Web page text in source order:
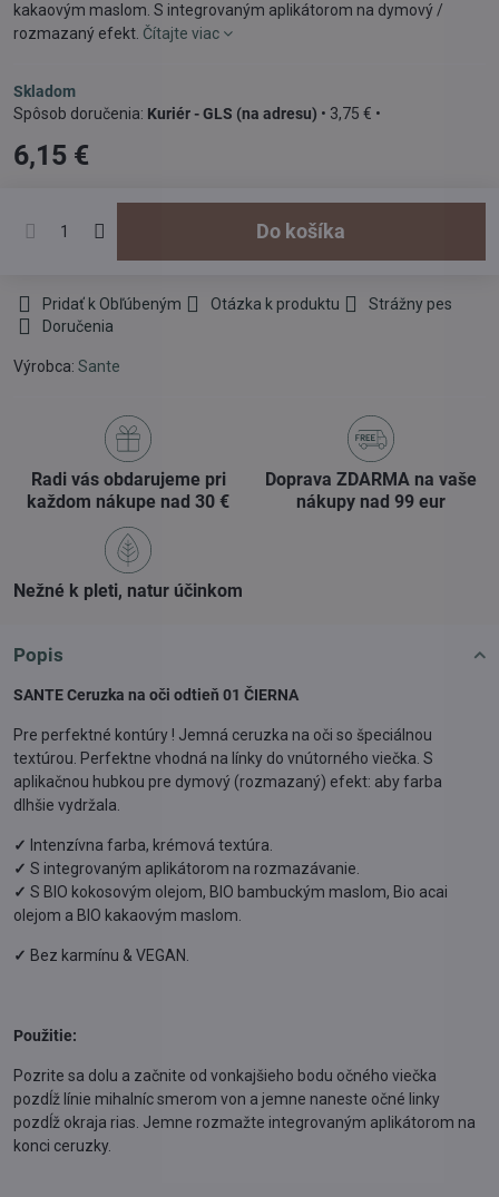
kakaovým maslom. S integrovaným aplikátorom na dymový /
rozmazaný efekt. Čítajte viac
Skladom
Kuriér - GLS (na adresu) • 3,75 € •
6,15 €
Do košíka
Pridať k Obľúbeným Otázka k produktu
Strážny pes
Doručenia
Výrobca: Sante
Radi vás obdarujeme pri
každom nákupe nad 30 €
Doprava ZDARMA na vaše
nákupy nad 99 eur
Nežné k pleti, natur účinkom
Popis
SANTE Ceruzka na oči odtieň 01 ČIERNA
Pre perfektné kontúry ! Jemná ceruzka na oči so špeciálnou
textúrou. Perfektne vhodná na línky do vnútorného viečka. S
aplikačnou hubkou pre dymový (rozmazaný) efekt: aby farba
dlhšie vydržala.
✓ Intenzívna farba, krémová textúra.
✓ S integrovaným aplikátorom na rozmazávanie.
✓ S BIO kokosovým olejom, BIO bambuckým maslom, Bio acai
olejom a BIO kakaovým maslom.
✓ Bez karmínu & VEGAN.
Použitie:
Pozrite sa dolu a začnite od vonkajšieho bodu očného viečka
pozdĺž línie mihalníc smerom von a jemne naneste očné linky
pozdĺž okraja rias. Jemne rozmažte integrovaným aplikátorom na
konci ceruzky.